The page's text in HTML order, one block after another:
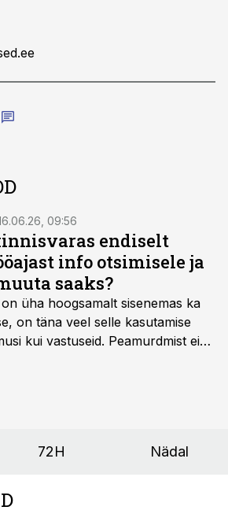
09:56
endiselt
info otsimisele ja
saaks?
üha hoogsamalt sisenemas ka
on täna veel selle kasutamise
kui vastuseid. Peamurdmist ei
72H Nädal